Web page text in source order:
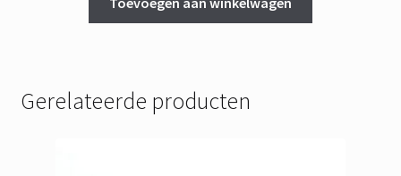
Gerelateerde producten